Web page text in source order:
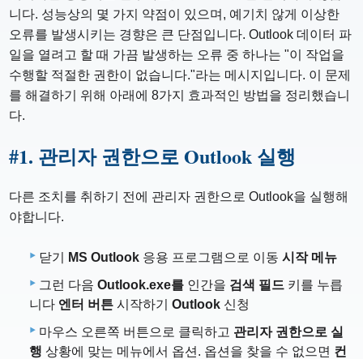
니다. 성능상의 몇 가지 약점이 있으며, 예기치 않게 이상한
오류를 발생시키는 경향은 큰 단점입니다. Outlook 데이터 파
일을 열려고 할 때 가끔 발생하는 오류 중 하나는 "이 작업을
수행할 적절한 권한이 없습니다."라는 메시지입니다. 이 문제
를 해결하기 위해 아래에 8가지 효과적인 방법을 정리했습니
다.
#1. 관리자 권한으로 Outlook 실행
다른 조치를 취하기 전에 관리자 권한으로 Outlook을 실행해
야합니다.
닫기 MS Outlook 응용 프로그램으로 이동 시작 메뉴
그런 다음 Outlook.exe를 인간을 검색 필드 키를 누릅
니다 엔터 버튼 시작하기 Outlook 신청
마우스 오른쪽 버튼으로 클릭하고 관리자 권한으로 실
행 상황에 맞는 메뉴에서 옵션. 옵션을 찾을 수 없으면 컨